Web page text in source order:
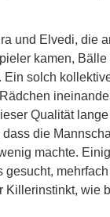
und Elvedi, die
kamen, Bälle
Ein solch
Qualität lange
die
machte.
gesucht, mehrfach
Killerinstinkt, wie